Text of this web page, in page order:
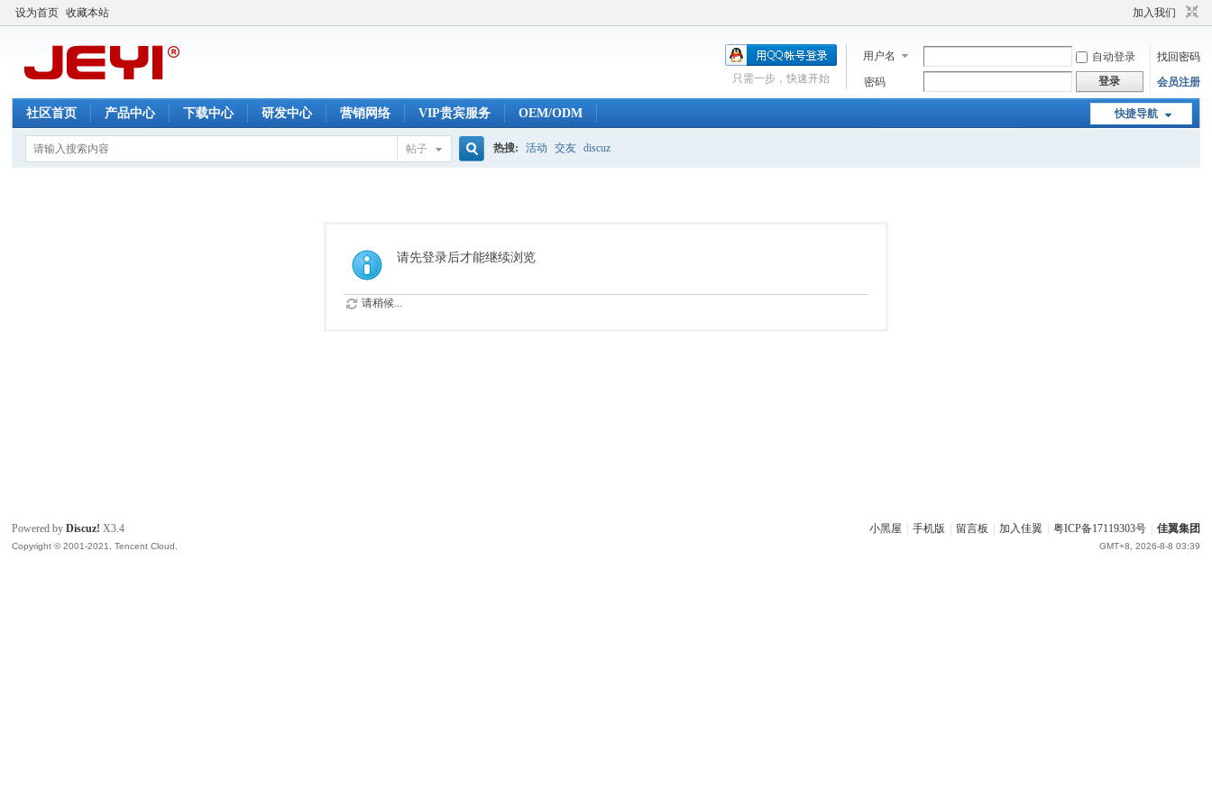
设为首页 收藏本站 加入我们
用户名 自动登录
找回密码
密码
登录 会员注册
只需一步，快速开始
快捷导航
社区首页 产品中心 下载中心 研发中心 营销网络 VIP贵宾服务 OEM/ODM
帖子
索
热搜: 活动 交友 discuz
请先登录后才能继续浏览
请稍候...
小黑屋 手机版 留言板 加入佳翼 粤ICP备17119303号 佳翼集团
GMT+8, 2026-8-8 03:39
Powered byDiscuz! X3.4
Copyright © 2001-2021, Tencent Cloud.